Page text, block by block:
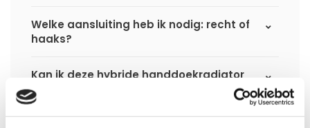
Welke aansluiting heb ik nodig: recht of
haaks?
Kan ik deze hybride handdoekradiator
gebruiken met een warmtepomp?